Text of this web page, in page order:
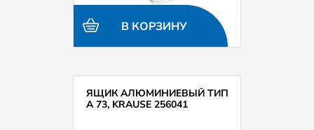
В КОРЗИНУ
ЯЩИК АЛЮМИНИЕВЫЙ ТИП
А 73, KRAUSE 256041